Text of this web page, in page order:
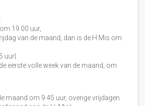
19.00 uur,
van de maand, dan is de H Mis om
uur|
eerste volle week van de maand, om
maand om 9.45 uur, overige vrijdagen